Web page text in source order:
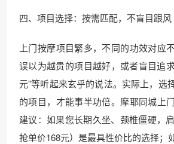
四、项目选择：按需匹配，不盲目跟风
上门按摩项目繁多，不同的功效对应
误以为越贵的项目越好，或者盲目追
元”等听起来玄乎的说法。实际上，选
的项目，才能事半功倍。摩耶同城上
建议：如果您长期久坐、颈椎僵硬，
抢单价168元）是最具性价比的选择；